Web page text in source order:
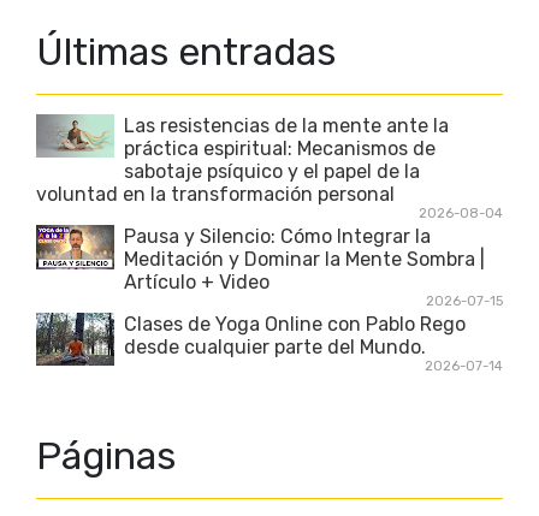
Últimas entradas
Las resistencias de la mente ante la
práctica espiritual: Mecanismos de
sabotaje psíquico y el papel de la
voluntad en la transformación personal
2026-08-04
Pausa y Silencio: Cómo Integrar la
Meditación y Dominar la Mente Sombra |
Artículo + Video
2026-07-15
Clases de Yoga Online con Pablo Rego
desde cualquier parte del Mundo.
2026-07-14
Páginas